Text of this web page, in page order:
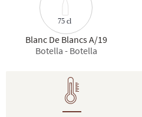
75 cl
Blanc De Blancs A/19
Botella - Botella